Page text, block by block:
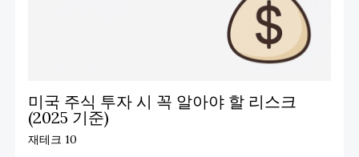
미국 주식 투자 시 꼭 알아야 할 리스크
(2025 기준)
재테크 10